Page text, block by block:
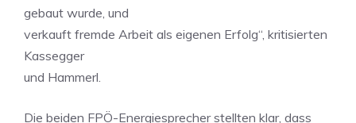
gebaut wurde, und
verkauft fremde Arbeit als eigenen Erfolg“, kritisierten
Kassegger
und Hammerl.
Die beiden FPÖ-Energiesprecher stellten klar, dass